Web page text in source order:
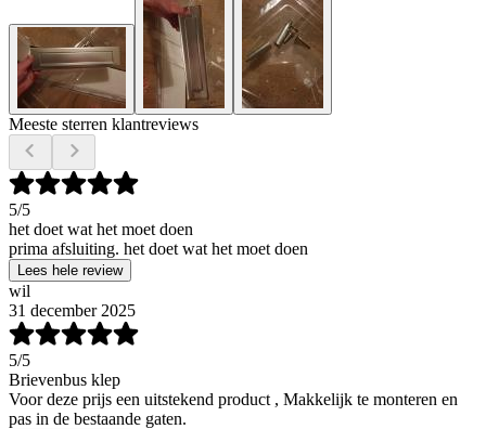
Meeste sterren klantreviews
5/5
het doet wat het moet doen
prima afsluiting. het doet wat het moet doen
Lees hele review
wil
31 december 2025
5/5
Brievenbus klep
Voor deze prijs een uitstekend product , Makkelijk te monteren en
pas in de bestaande gaten.